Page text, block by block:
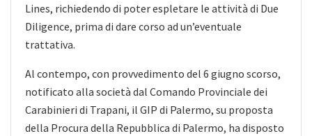
Lines, richiedendo di poter espletare le attività di Due
Diligence, prima di dare corso ad un’eventuale
trattativa.
Al contempo, con provvedimento del 6 giugno scorso,
notificato alla società dal Comando Provinciale dei
Carabinieri di Trapani, il GIP di Palermo, su proposta
della Procura della Repubblica di Palermo, ha disposto